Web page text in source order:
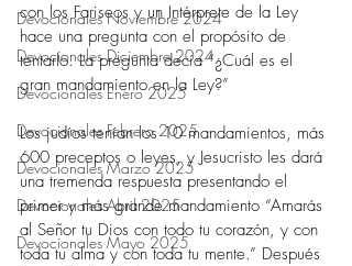
Devocionales Noviembre 2024
Devocionales Diciembre 2024
Devocionales Enero 2025
Devocionales Febrero 2025
Devocionales Marzo 2025
Devocionales Abril 2025
Devocionales Mayo 2025
con los Fariseos y un Intérprete de la Ley
hace una pregunta con el propósito de
tentarlo. La pregunta decía “¿Cuál es el
gran mandamiento en la Ley?”
Los judíos tenían los 10 mandamientos, más
600 preceptos o leyes, y Jesucristo les dará
una tremenda respuesta presentando el
primer y más grande mandamiento “Amarás
al Señor tu Dios con todo tu corazón, y con
toda tu alma y con toda tu mente.” Después